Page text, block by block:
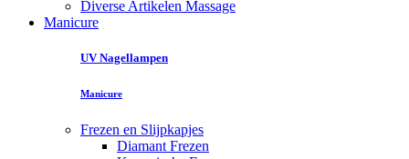
Diverse Artikelen Massage
Manicure
UV Nagellampen
Manicure
Frezen en Slijpkapjes
Diamant Frezen